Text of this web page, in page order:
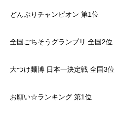
どんぶりチャンピオン 第1位
全国ごちそうグランプリ 全国2位
大つけ麺博 日本一決定戦 全国3位
お願い☆ランキング 第1位